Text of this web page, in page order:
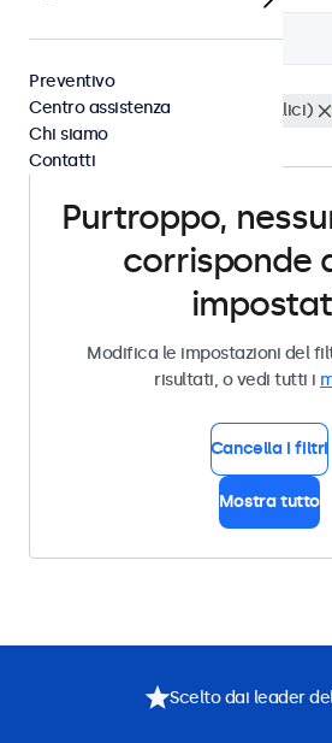
Filtro (0)
USB-C Montaggio rack (19 Pollici)
Purtroppo,
corrisponde
Modifica le impostazioni del
risultati, o vedi tutti i
Cancella i filtri
Mostra tutto
Preventivo
Centro assistenza
Chi siamo
Contatti
Scelto dai leader